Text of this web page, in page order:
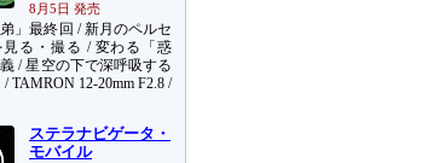
8月5日 発売
弟」最終回 / 新月のペルセ
見る・撮る / 変わる「惑
/ 星空の下で深呼吸する
TAMRON 12-20mm F2.8 /
ステラナビゲータ・
モバイル